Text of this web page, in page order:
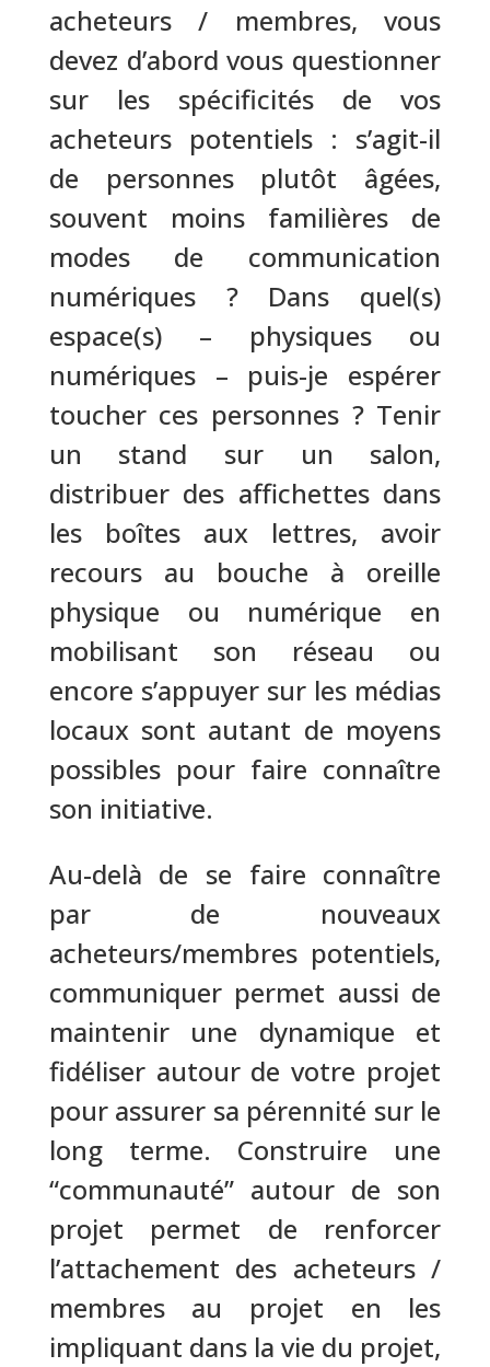
acheteurs / membres, vous
devez d’abord vous questionner
sur les spécificités de vos
acheteurs potentiels : s’agit-il
de personnes plutôt âgées,
souvent moins familières de
modes de communication
numériques ? Dans quel(s)
espace(s) – physiques ou
numériques – puis-je espérer
toucher ces personnes ? Tenir
un stand sur un salon,
distribuer des affichettes dans
les boîtes aux lettres, avoir
recours au bouche à oreille
physique ou numérique en
mobilisant son réseau ou
encore s’appuyer sur les médias
locaux sont autant de moyens
possibles pour faire connaître
son initiative.
Au-delà de se faire connaître
par de nouveaux
acheteurs/membres potentiels,
communiquer permet aussi de
maintenir une dynamique et
fidéliser autour de votre projet
pour assurer sa pérennité sur le
long terme. Construire une
“communauté” autour de son
projet permet de renforcer
l’attachement des acheteurs /
membres au projet en les
impliquant dans la vie du projet,